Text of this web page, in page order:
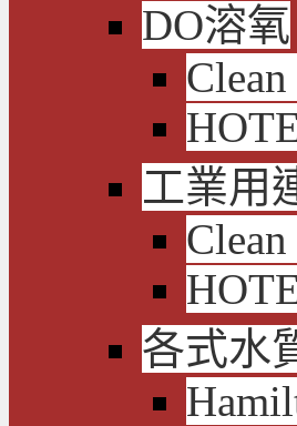
DO溶氧
工業用
各式水